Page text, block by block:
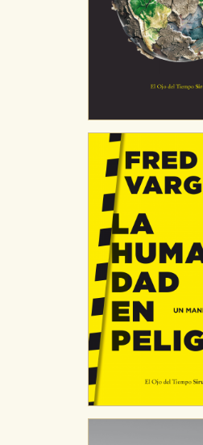
CONFIGURACIÓN
HABILITAR TODO
Cookies necesarias
Estas cookies son